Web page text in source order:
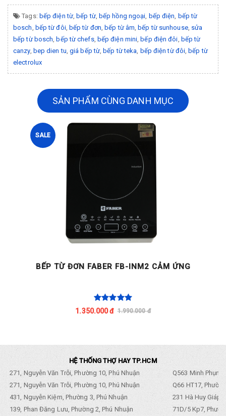
Tags: bếp điện từ,bếp từ, bếp hồng ngoại bếp điện bếp từ
bosch bếp từ đôi, bếp từ đơn ,bếp từ âm ,bếp từ sunhouse, sửa
bếp từ bosch ,bếp từ chefs, bếp điện mini ,bếp điện đôi bếp từ
canzy, bep dien tu ,giá bếp từ ,bếp từ teka bếp điện từ đôi ,bếp từ
electrolux
SẢN PHẨM CÙNG DANH MỤC
SALE
BẾP TỪ ĐƠN FABER FB-INM2 CẢM ỨNG
1.350.000 đ 1.990.000 đ
HỆ THỐNG THỢ HAY TP.HCM
271, Nguyễn Văn Trỗi, Phường 10, Phú Nhuận
Q563 Minh
271, Nguyễn Văn Trỗi, Phường 10, Phú Nhuận
Q66 HT17,
431, Nguyễn Kiệm, Phường 3, Phú Nhuận
231 Hà Huy Giáp,
139, Phan Đăng Lưu, Phường 2, Phú Nhuận
71D/5 Kp7,